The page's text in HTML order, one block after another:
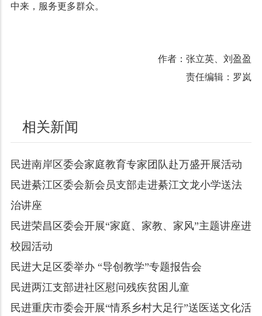
中来，服务更多群众。
作者：张立英、刘盈盈
责任编辑：罗岚
相关新闻
民进南岸区委会家庭教育专家团队赴万盛开展活动
民进綦江区委会新会员支部走进綦江文龙小学送法
治讲座
民进荣昌区委会开展“家庭、家教、家风”主题讲座进
校园活动
民进大足区委举办 “导创教学”专题报告会
民进两江支部进社区慰问残疾贫困儿童
民进重庆市委会开展“情系乡村大足行”送医送文化活